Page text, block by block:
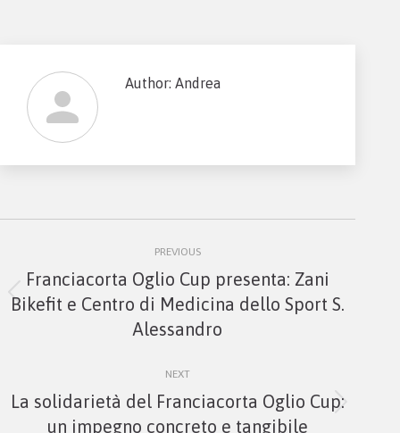
Author: Andrea
navigation
PREVIOUS
Previous
post:
Franciacorta Oglio Cup presenta: Zani
Bikefit e Centro di Medicina dello Sport S.
Alessandro
NEXT
Next
La solidarietà del Franciacorta Oglio Cup:
un impegno concreto e tangibile